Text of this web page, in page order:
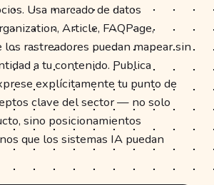
Usa marcado de datos
Article, FAQPage,
los rastreadores puedan mapear sin
a tu contenido. Publica
explícitamente tu punto de
clave del sector — no solo
sino posicionamientos
que los sistemas IA puedan